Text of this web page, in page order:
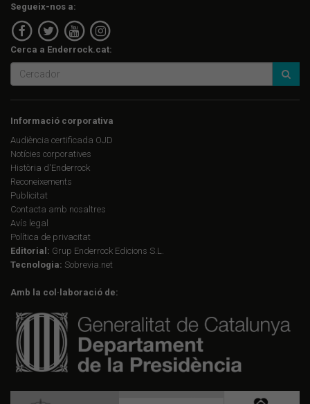
Segueix-nos a:
Cerca a Enderrock.cat:
Informació corporativa
Audiència certificada OJD
Notícies corporatives
Història d'Enderrock
Reconeixements
Publicitat
Contacta amb nosaltres
Avís legal
Política de privacitat
Editorial: Grup Enderrock Edicions S.L.
Tecnologia: Sobrevia.net
Amb la col·laboració de: